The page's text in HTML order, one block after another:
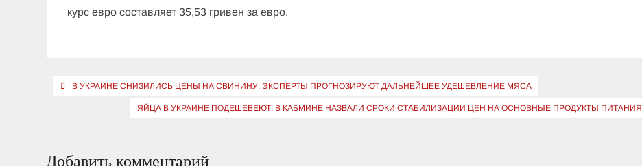
курс евро составляет 35,53 гривен за евро.
Навигация
В УКРАИНЕ СНИЗИЛИСЬ ЦЕНЫ НА СВИНИНУ: ЭКСПЕРТЫ ПРОГНОЗИРУЮТ ДАЛЬНЕЙШЕЕ УДЕШЕВЛЕНИЕ МЯСА
ЯЙЦА В УКРАИНЕ ПОДЕШЕВЕЮТ: В КАБМИНЕ НАЗВАЛИ СРОКИ СТАБИЛИЗАЦИИ ЦЕН НА ОСНОВНЫЕ ПРОДУКТЫ ПИТАНИЯ